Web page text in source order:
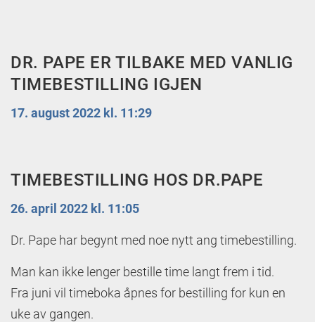
DR. PAPE ER TILBAKE MED VANLIG
TIMEBESTILLING IGJEN
17. august 2022 kl. 11:29
TIMEBESTILLING HOS DR.PAPE
26. april 2022 kl. 11:05
Dr. Pape har begynt med noe nytt ang timebestilling.
Man kan ikke lenger bestille time langt frem i tid.
Fra juni vil timeboka åpnes for bestilling for kun en
uke av gangen.